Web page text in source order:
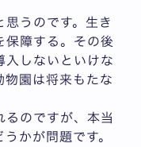
うのです。生き
保障する。その後
入しないといけな
物園は将来もたな
るのですが、本当
かが問題です。